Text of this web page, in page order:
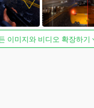
이미지와 비디오 확장하기